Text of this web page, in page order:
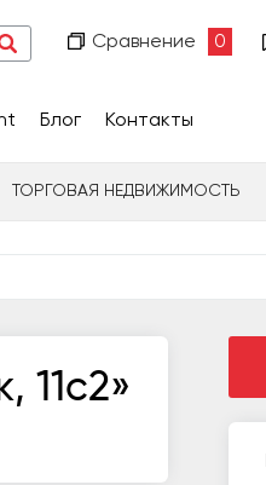
Сравнение 0
Блог Контакты
ТОРГОВАЯ НЕДВИЖИМОСТЬ
11с2»